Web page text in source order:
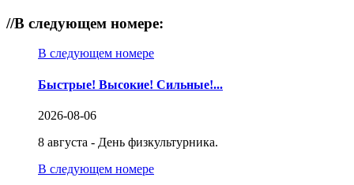
//В следующем номере:
В следующем номере
Быстрые! Высокие! Сильные!...
2026-08-06
8 августа - День физкультурника.
В следующем номере